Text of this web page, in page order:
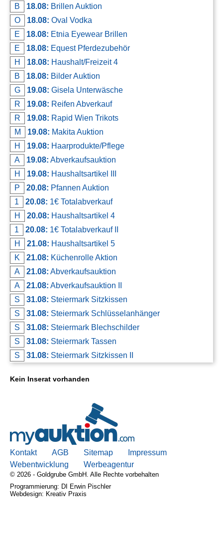
B
18.08: Brillen Auktion
O
18.08: Oval Vodka
E
18.08: Etnia Eyewear Brillen
E
18.08: Equest Pferdezubehör
H
18.08: Haushalt/Freizeit 4
B
18.08: Bilder Auktion
G
19.08: Gisela Unterwäsche
R
19.08: Reifen Abverkauf
R
19.08: Rapid Wien Trikots
M
19.08: Makita Auktion
H
19.08: Haarprodukte/Pflege
A
19.08: Abverkaufsauktion
H
19.08: Haushaltsartikel III
P
20.08: Pfannen Auktion
1
20.08: 1€ Totalabverkauf
H
20.08: Haushaltsartikel 4
1
20.08: 1€ Totalabverkauf II
H
21.08: Haushaltsartikel 5
K
21.08: Küchenrolle Aktion
A
21.08: Abverkaufsauktion
A
21.08: Abverkaufsauktion II
S
31.08: Steiermark Sitzkissen
S
31.08: Steiermark Schlüsselanhänger
S
31.08: Steiermark Blechschilder
S
31.08: Steiermark Tassen
S
31.08: Steiermark Sitzkissen II
Kein Inserat vorhanden
Kontakt AGB Sitemap
Impressum
Webentwicklung
Werbeagentur
© 2026 - Goldgrube GmbH. Alle Rechte vorbehalten
Programmierung: DI Erwin Pischler
Webdesign: Kreativ Praxis